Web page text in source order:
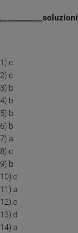
___________soluzioni
1) c
2) c
3) b
4) b
5) b
6) b
7) a
8) c
9) b
10) c
11) a
12) c
13) d
14) a